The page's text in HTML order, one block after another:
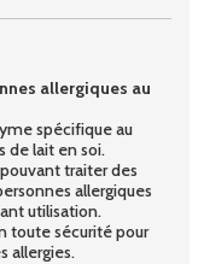
allergiques au
spécifique au
de lait en soi.
traiter des
allergiques
utilisation.
toute sécurité pour
allergies.